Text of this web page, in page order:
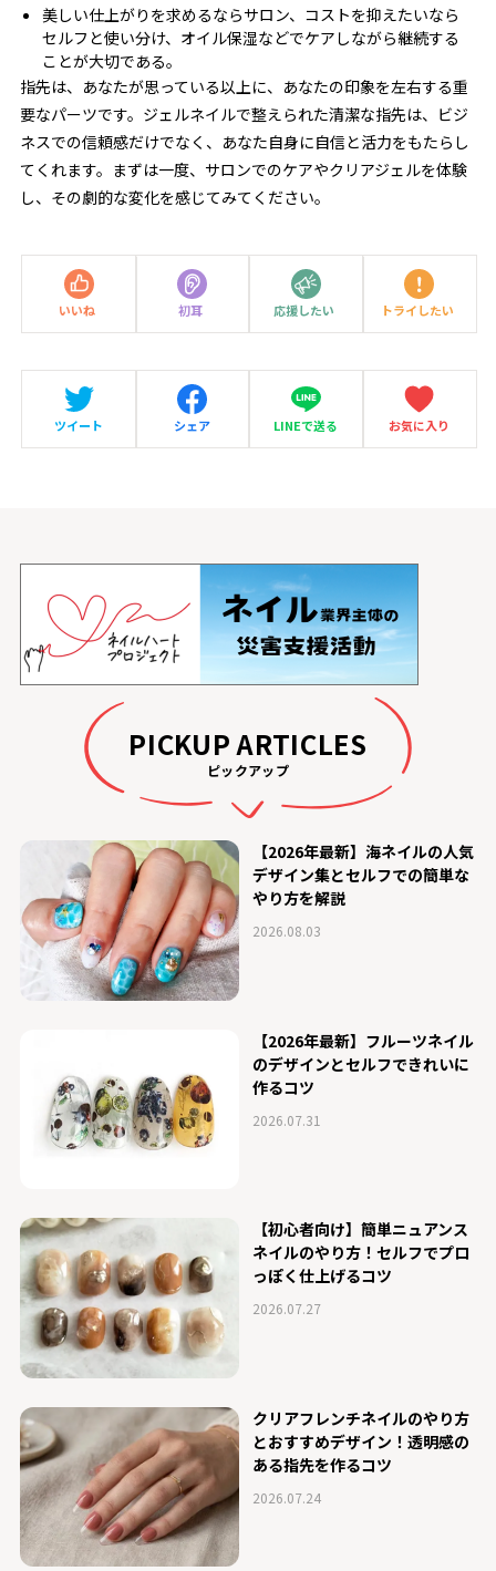
美しい仕上がりを求めるならサロン、コストを抑えたいなら
セルフと使い分け、オイル保湿などでケアしながら継続する
ことが大切である。
指先は、あなたが思っている以上に、あなたの印象を左右する重
要なパーツです。ジェルネイルで整えられた清潔な指先は、ビジ
ネスでの信頼感だけでなく、あなた自身に自信と活力をもたらし
てくれます。まずは一度、サロンでのケアやクリアジェルを体験
し、その劇的な変化を感じてみてください。
いいね 初耳 応援したい トライしたい
ツイート シェア LINEで送る お気に入り
PICKUP ARTICLES
ピックアップ
【2026年最新】海ネイルの人気
デザイン集とセルフでの簡単な
やり方を解説
2026.08.03
【2026年最新】フルーツネイル
のデザインとセルフできれいに
作るコツ
2026.07.31
【初心者向け】簡単ニュアンス
ネイルのやり方！セルフでプロ
っぽく仕上げるコツ
2026.07.27
クリアフレンチネイルのやり方
とおすすめデザイン！透明感の
ある指先を作るコツ
2026.07.24